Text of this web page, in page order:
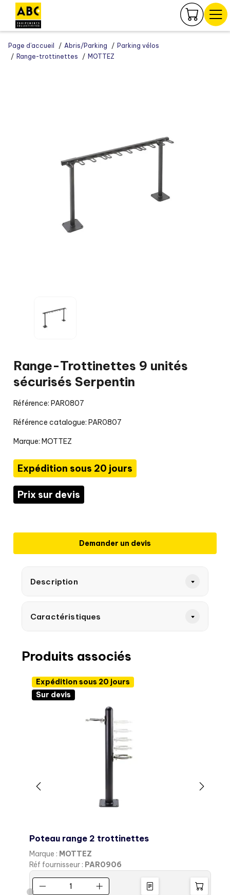
Page d’accueil Abris/Parking
Parking vélos
Range-trottinettes
MOTTEZ
Range-Trottinettes 9 unités
sécurisés Serpentin
Référence: PAR0807
Référence catalogue: PAR0807
Marque: MOTTEZ
Expédition sous 20 jours
Prix sur devis
Demander un devis
Description
Caractéristiques
Produits associés
Expédition sous 20 jours
Sur devis
Poteau range 2 trottinettes
Marque : MOTTEZ
Réf fournisseur : PAR0906
Panneau de gestion des cookies